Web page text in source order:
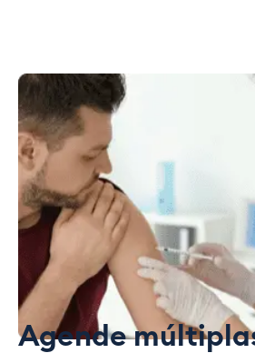
Agende